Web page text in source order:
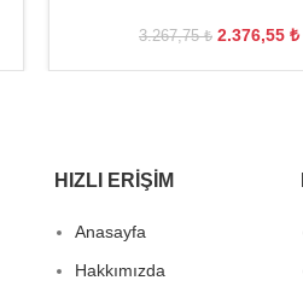
3.267,75₺ 2.376,55 ₺
HIZLI ERIŞIM
Anasayfa
Hakkımızda